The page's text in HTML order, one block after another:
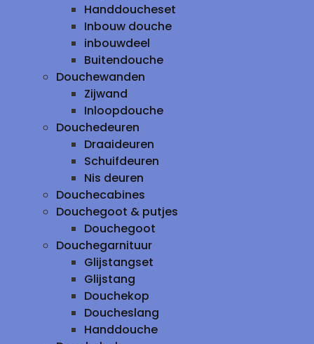
Handdoucheset
Inbouw douche
inbouwdeel
Buitendouche
Douchewanden
Zijwand
Inloopdouche
Douchedeuren
Draaideuren
Schuifdeuren
Nis deuren
Douchecabines
Douchegoot & putjes
Douchegoot
Douchegarnituur
Glijstangset
Glijstang
Douchekop
Doucheslang
Handdouche